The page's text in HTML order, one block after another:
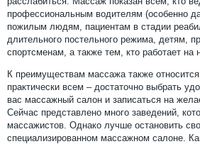
профессиональным водителям (особенно
пожилым людям, пациентам в стадии
длительного постельного режима, детям,
спортсменам, а также тем, кто работает на
К преимуществам массажа также
практически всем – достаточно выбрать
вас массажный салон и записаться на
Сейчас представлено много заведений,
массажистов. Однако лучше остановить
специализированном массажном салоне.